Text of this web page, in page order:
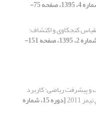
[دوره 15، شماره 4، 1395، صفحه 75-
کنجکاوی و اکتشاف:
[دوره 15، شماره 2، 1395، صفحه 151-
و پیشرفت ریاضی: کاربرد
2011 [دوره 15، شماره